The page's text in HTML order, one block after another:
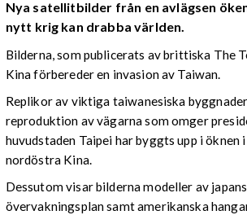
Nya satellitbilder från en avlägsen
nytt krig kan drabba världen.
Bilderna, som publicerats av brittiska The
Kina förbereder en invasion av Taiwan.
Replikor av viktiga taiwanesiska
reproduktion av vägarna som omger
huvudstaden Taipei har byggts upp i öknen
nordöstra Kina.
Dessutom visar bilderna modeller av
övervakningsplan samt amerikanska